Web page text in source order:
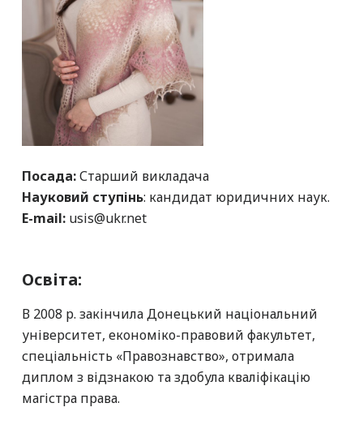
Посада:Старший викладача
Науковий ступінь: кандидат юридичних наук.
E-mail:usis@ukr.net
Освіта:
В 2008 р. закінчила Донецький національний
університет, економіко-правовий факультет,
спеціальність «Правознавство», отримала
диплом з відзнакою та здобула кваліфікацію
магістра права.